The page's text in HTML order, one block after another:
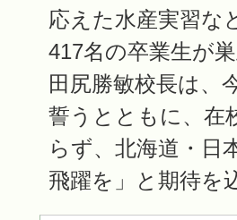
応えた水産実習な
417名の卒業生が
田尻勝敏校長は、
誓うとともに、在
らず、北海道・日
飛躍を」と期待を